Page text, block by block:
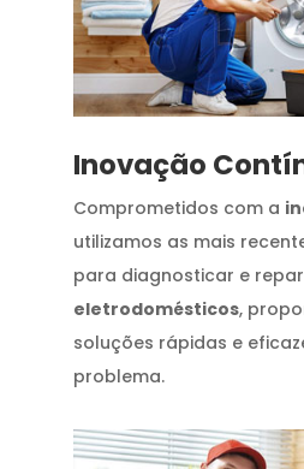
Inovação
Comprometidos com a
utilizamos as mais
para diagnosticar e
eletrodomésticos,
soluções rápidas e
problema.